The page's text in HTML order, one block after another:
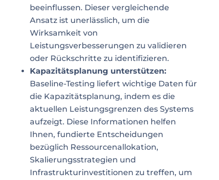
beeinflussen. Dieser vergleichende
Ansatz ist unerlässlich, um die
Wirksamkeit von
Leistungsverbesserungen zu validieren
oder Rückschritte zu identifizieren.
Kapazitätsplanung unterstützen:
Baseline-Testing liefert wichtige Daten für
die Kapazitätsplanung, indem es die
aktuellen Leistungsgrenzen des Systems
aufzeigt. Diese Informationen helfen
Ihnen, fundierte Entscheidungen
bezüglich Ressourcenallokation,
Skalierungsstrategien und
Infrastrukturinvestitionen zu treffen, um